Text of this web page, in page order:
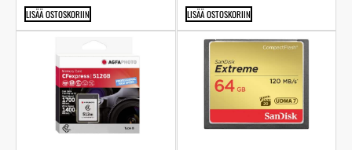
LISÄÄ OSTOSKORIIN LISÄÄ OSTOSKORIIN